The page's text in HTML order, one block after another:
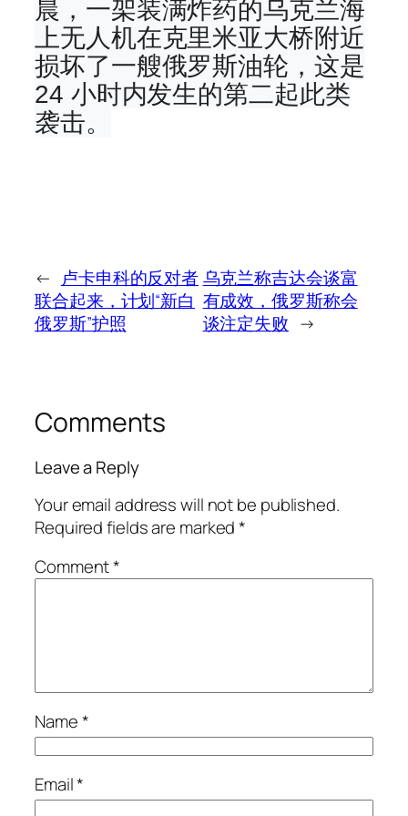
晨，一架装满炸药的乌克兰海
上无人机在克里米亚大桥附近
损坏了一艘俄罗斯油轮，这是
24 小时内发生的第二起此类
袭击。
← 卢卡申科的反对者
联合起来，计划“新白
俄罗斯”护照
乌克兰称吉达会谈富
有成效，俄罗斯称会
谈注定失败 →
Comments
Leave a Reply
Your email address will not be published.
Required fields are marked*
Comment*
Name*
Email*